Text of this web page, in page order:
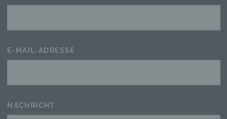
E-MAIL-ADRESSE
NACHRICHT